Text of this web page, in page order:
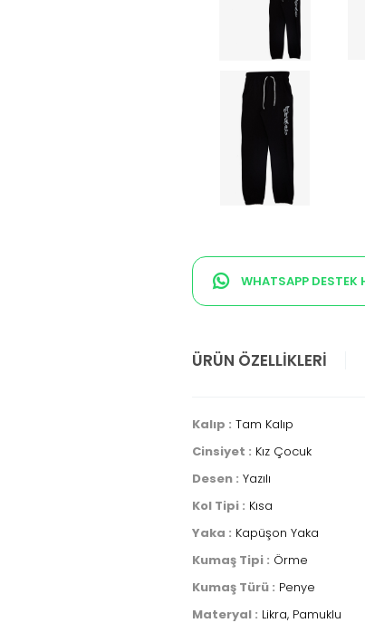
WHATSAPP DESTEK
ÜRÜN ÖZELLIKLERI
Kalıp : Tam Kalıp
Cinsiyet : Kız Çocuk
Desen : Yazılı
Kol Tipi : Kısa
Yaka : Kapüşon Yaka
Kumaş Tipi : Örme
Kumaş Türü : Penye
Materyal : Likra, Pamuklu